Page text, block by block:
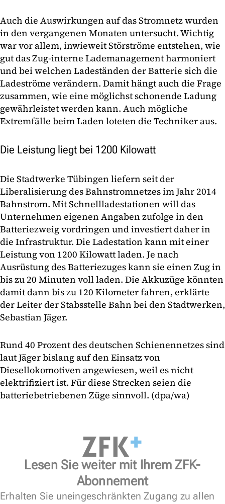
Auch die Auswirkungen auf das Stromnetz wurden
in den vergangenen Monaten untersucht. Wichtig
war vor allem, inwieweit Störströme entstehen, wie
gut das Zug-interne Lademanagement harmoniert
und bei welchen Ladeständen der Batterie sich die
Ladeströme verändern. Damit hängt auch die Frage
zusammen, wie eine möglichst schonende Ladung
gewährleistet werden kann. Auch mögliche
Extremfälle beim Laden loteten die Techniker aus.
Die Leistung liegt bei 1200 Kilowatt
Die Stadtwerke Tübingen liefern seit der
Liberalisierung des Bahnstromnetzes im Jahr 2014
Bahnstrom. Mit Schnellladestationen will das
Unternehmen eigenen Angaben zufolge in den
Batteriezweig vordringen und investiert daher in
die Infrastruktur. Die Ladestation kann mit einer
Leistung von 1200 Kilowatt laden. Je nach
Ausrüstung des Batteriezuges kann sie einen Zug in
bis zu 20 Minuten voll laden. Die Akkuzüge könnten
damit dann bis zu 120 Kilometer fahren, erklärte
der Leiter der Stabsstelle Bahn bei den Stadtwerken,
Sebastian Jäger.
Rund 40 Prozent des deutschen Schienennetzes sind
laut Jäger bislang auf den Einsatz von
Diesellokomotiven angewiesen, weil es nicht
elektrifiziert ist. Für diese Strecken seien die
batteriebetriebenen Züge sinnvoll. (dpa/wa)
Lesen Sie weiter mit Ihrem ZFK-
Abonnement
Erhalten Sie uneingeschränkten Zugang zu allen